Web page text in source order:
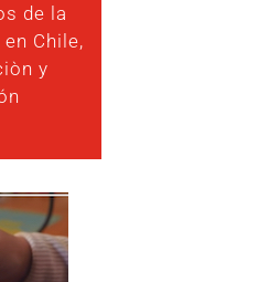
de la
Chile,
y